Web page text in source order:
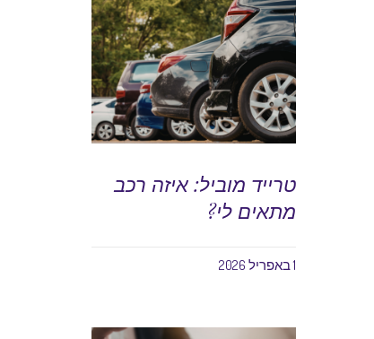
טרייד מוביל: איזה רכב
מתאים לי?
1 באפריל 2026